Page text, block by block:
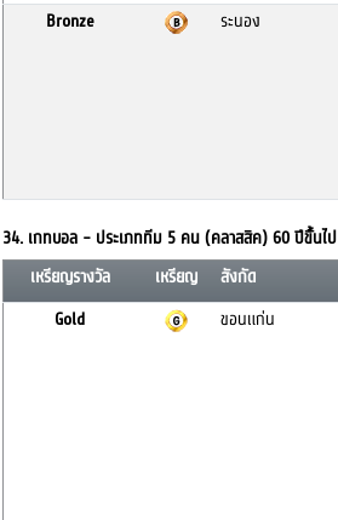
Bronze
ระนอง
34. เกทบอล - ประเภททีม 5 คน (คลาสสิค) 60 ปีขึั้นไป
เหรียญรางวัล
เหรียญ สังกัด
Gold
ขอนแก่น